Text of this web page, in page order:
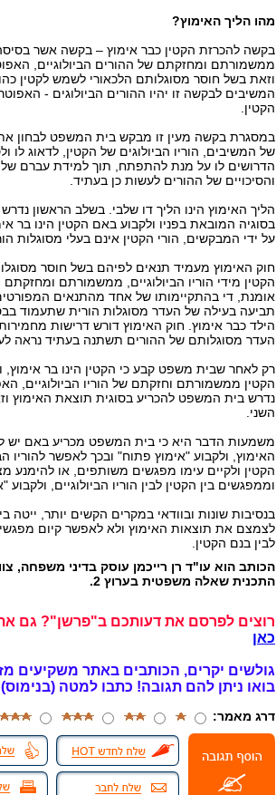
מהו הליך האימוץ?
בקשה להכרזת הקטין כבר אימוץ – בקשה אשר
ממשמורתם ומחזקתם של ההורים הביולוגיים,
וזאת בשל חוסר מסוגלותם הלכאורי לשמש לקטין
המשיבים לבקשה זו יהיו ההורים הביולוגים -
הקטין.
במסגרת בקשה מעין זו מבקש בית המשפט לבחון
של המשיבים, הוריו הביולוגים של הקטין, לדאוג לו
הדרושים לו על מנת להתפתח, תוך למידת עברם של
והסיכויים של ההורים לעשות כן בעתיד.
הליך האימוץ הינו הליך דו שלבי. בשלב הראשון
בסוגיה המובאת בפניו ולקבוע באם הקטין הינו בר
על ידי המבקשים, הורי הקטין אינם בעלי מסוגלות
חוק האימוץ מעמיד תנאים לפיהם בשל חוסר
הקטין מידי הוריו הביולוגיים, ממשמורתם
אומנת, די בהתקיימותו של אחד מהתנאים
תביעה בעילה של העדר מסוגלות הורית שתעמוד
הילד כבר אימוץ. חוק האימוץ דורש דרישות מחמירות
העדר מסוגלותם של ההורים תשתנה בעתיד נראה
רק לאחר שבית משפט קבע כי הקטין הינו בר אימוץ,
הקטין ממשמורתם וחזקתם של הוריו הביולוגיים,
נדרש בית המשפט להכריע בסוגית תוצאת האימוץ
השני.
משמעות הדבר היא כי בית המשפט מכריע באם יש
האימוץ, ולקבוע "אימוץ פתוח" ובכך לאפשר להוריו
הקטין ולקיים עימו מפגשים משותפים, או להימנע
וממפגשים בין הקטין לבין הוריו הביולוגיים, ולקבוע
בנסיבות שונות ובוודאי במקרים הקשים יותר,
לצמצם את תוצאות האימוץ ולא לאפשר קיום מפגשים
לבין בנם הקטין.
הכותב הוא עו"ד רן רייכמן עוסק בדיני משפחה,
התכנית שאלה משפטית בערוץ 2.
רוצים לפרסם את דעותכם ב"פרשן"? גם
כאן
גולשים יקרים, הכותבים באתר משקיעים
בואו ניתן להם תגובה! כתבו למטה
דרג מאמר: